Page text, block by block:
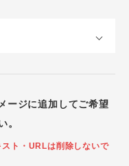
ージに追加してご希望
。
ト・URLは削除しないで